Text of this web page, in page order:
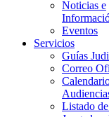
Noticias e
Eventos
Servicios
Guías
Correo
Listado